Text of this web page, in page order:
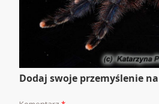
Dodaj swoje przemyślenie